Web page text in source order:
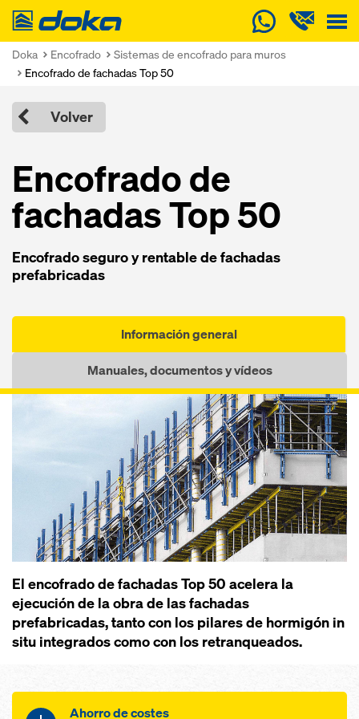
Doka
Doka Encofrado
Sistemas de encofrado para muros
Encofrado de fachadas Top 50
Volver
Encofrado de
fachadas Top 50
Encofrado seguro y rentable de fachadas
prefabricadas
Información general
Manuales, documentos y vídeos
El encofrado de fachadas Top 50 acelera la
ejecución de la obra de las fachadas
prefabricadas, tanto con los pilares de hormigón in
situ integrados como con los retranqueados.
Ahorro de costes